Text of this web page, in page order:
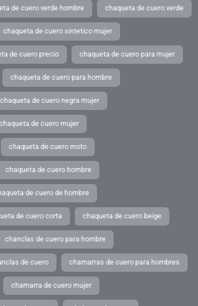
de cuero verde hombre chaqueta de cuero verde
chaqueta de cuero sintetico mujer
de cuero precio chaqueta de cuero para mujer
chaqueta de cuero para hombre
chaqueta de cuero negra mujer
chaqueta de cuero mujer
chaqueta de cuero moto
chaqueta de cuero hombre
de cuero de hombre
de cuero corta chaqueta de cuero beige
chanclas de cuero para hombre
de cuero chamarras de cuero para hombres
chamarra de cuero mujer